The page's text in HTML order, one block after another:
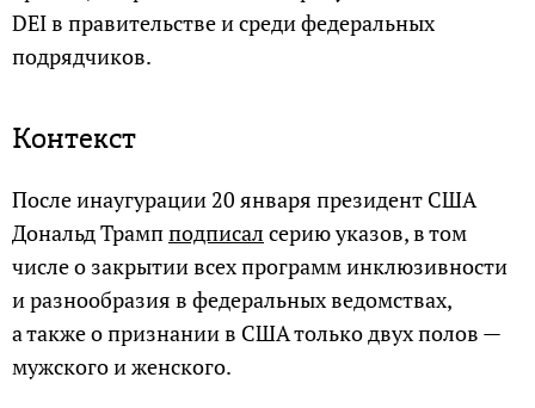
DEI в правительстве и среди федеральных
подрядчиков.
Контекст
После инаугурации 20 января президент США
Дональд Трампподписал серию указов, в том
числе о закрытии всех программ инклюзивности
и разнообразия в федеральных ведомствах,
а также о признании в США только двух полов —
мужского и женского.